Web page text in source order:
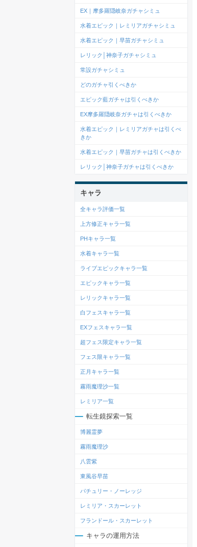
EX｜摩多羅隠岐奈ガチャシミュ
水着エピック｜レミリアガチャシミュ
水着エピック｜早苗ガチャシミュ
レリック│神奈子ガチャシミュ
常設ガチャシミュ
どのガチャ引くべきか
エピック藍ガチャは引くべきか
EX摩多羅隠岐奈ガチャは引くべきか
水着エピック｜レミリアガチャは引くべ
きか
水着エピック｜早苗ガチャは引くべきか
レリック│神奈子ガチャは引くべきか
キャラ
全キャラ評価一覧
上方修正キャラ一覧
PHキャラ一覧
水着キャラ一覧
ライブエピックキャラ一覧
エピックキャラ一覧
レリックキャラ一覧
白フェスキャラ一覧
EXフェスキャラ一覧
超フェス限定キャラ一覧
フェス限キャラ一覧
正月キャラ一覧
霧雨魔理沙一覧
レミリア一覧
転生鏡探索一覧
博麗霊夢
霧雨魔理沙
八雲紫
東風谷早苗
パチュリー・ノーレッジ
レミリア・スカーレット
フランドール・スカーレット
キャラの運用方法